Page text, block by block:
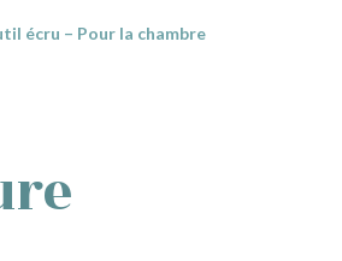
écru – Pour la chambre